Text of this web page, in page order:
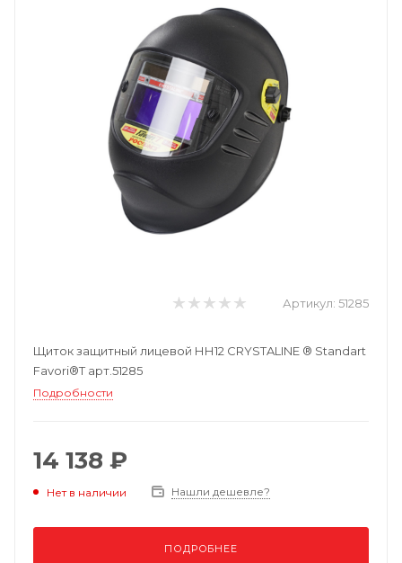
Артикул: 51285
Щиток защитный лицевой НН12 CRYSTALINE ® Standart
Favori®T арт.51285
Подробности
14 138 ₽
Нет в наличии Нашли дешевле?
ПОДРОБНЕЕ